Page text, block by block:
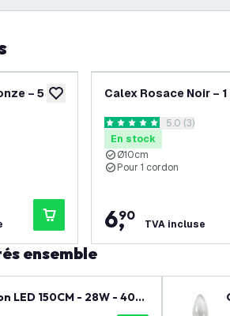
ajouter à la liste de souhaits
– 5
Calex Rosace Noir –
ouvrir le
5 étoiles de notation
5.0 (3)
En stock
Ø10cm
Pour 1 cordon
6,
90
TVA incluse
ensemble
LED 150CM - 28W - 400
Lm/W - Haute efficacité - L